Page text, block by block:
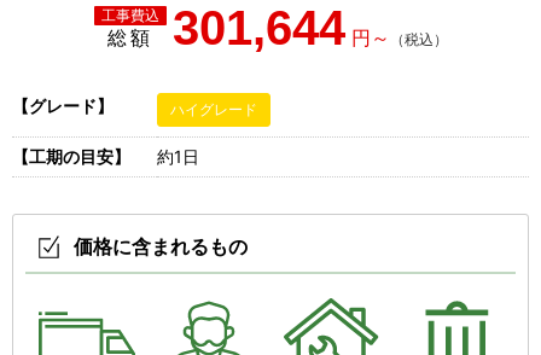
総額 301,644
【グレード】 ハイグレード
【工期の目安】 約1日
価格に含まれるもの